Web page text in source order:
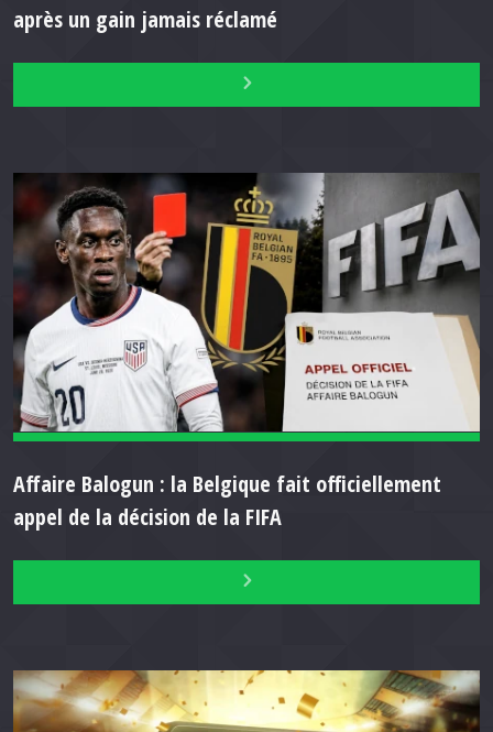
après un gain jamais réclamé
Affaire Balogun : la Belgique fait officiellement
appel de la décision de la FIFA